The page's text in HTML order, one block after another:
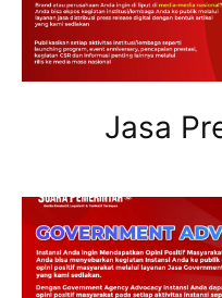
Jasa